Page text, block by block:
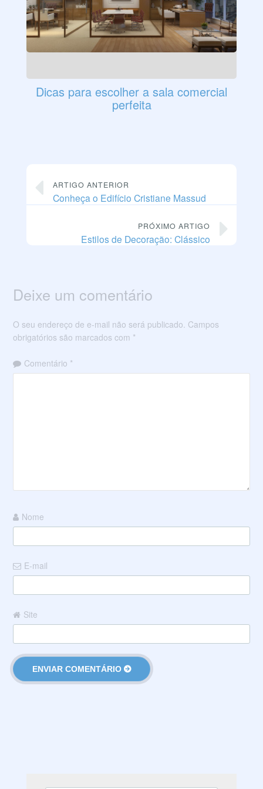
Dicas para escolher a sala comercial
perfeita
ARTIGO ANTERIOR
Conheça o Edifício Cristiane Massud
PRÓXIMO ARTIGO
Estilos de Decoração: Clássico
Deixe um comentário
O seu endereço de e-mail não será publicado. Campos
obrigatórios são marcados com *
Comentário *
Nome
E-mail
Site